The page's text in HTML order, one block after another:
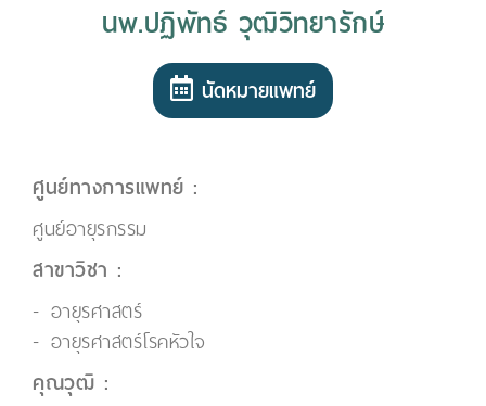
นพ.ปฏิพัทธ์ วุฒิวิทยารักษ์
นัดหมายแพทย์
ศูนย์ทางการแพทย์ :
ศูนย์อายุรกรรม
สาขาวิชา :
อายุรศาสตร์
อายุรศาสตร์โรคหัวใจ
คุณวุฒิ :